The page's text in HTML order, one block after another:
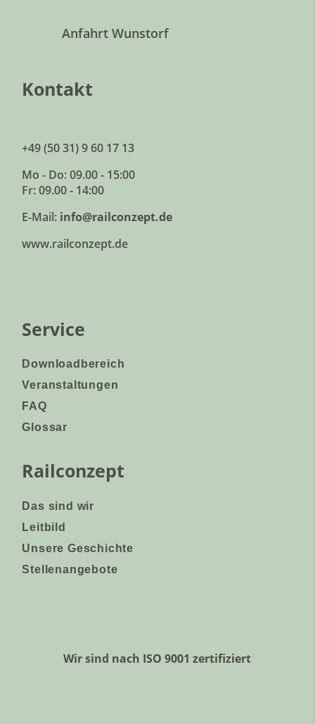
Anfahrt Wunstorf
Service
Downloadbereich
Veranstaltungen
FAQ
Glossar
Railconzept
Das sind wir
Leitbild
Unsere Geschichte
Stellenangebote
Kontakt
+49 (50 31) 9 60 17 13
Mo - Do: 09.00 - 15:00
Fr: 09.00 - 14:00
E-Mail: info@railconzept.de
www.railconzept.de
Wir sind nach ISO 9001 zertifiziert